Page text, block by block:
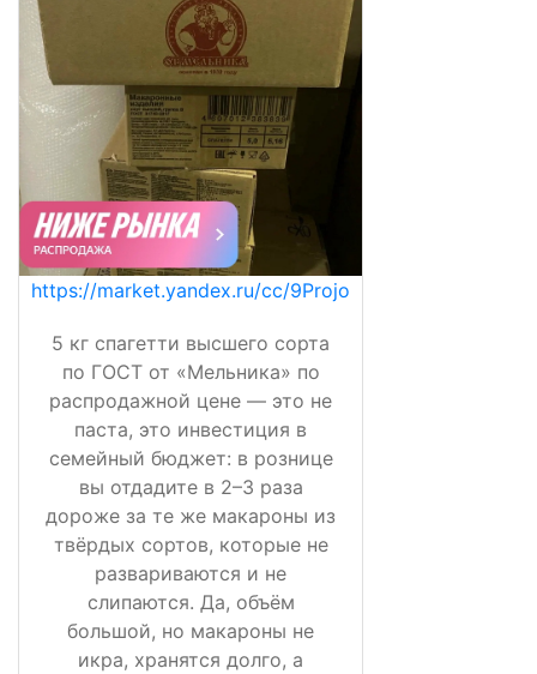
https://market.yandex.ru/cc/9Projo
5 кг спагетти высшего сорта
по ГОСТ от «Мельника» по
распродажной цене — это не
паста, это инвестиция в
семейный бюджет: в рознице
вы отдадите в 2–3 раза
дороже за те же макароны из
твёрдых сортов, которые не
развариваются и не
слипаются. Да, объём
большой, но макароны не
икра, хранятся долго, а